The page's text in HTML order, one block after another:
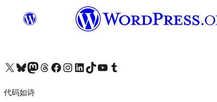
关注我们的 X（原 Twitter）账号访问我们的 Bluesky 账号关注我们的 Mastodon 账号访问我们的 Threads 账号 访问我们的 Facebook 公共主页关注我们的 Instagram 账号 关注我们的 LinkedIn 主页访问我们的 TikTok 账号访问我们的 YouTube 频道 访问我们的 Tumblr 账号
代码如诗